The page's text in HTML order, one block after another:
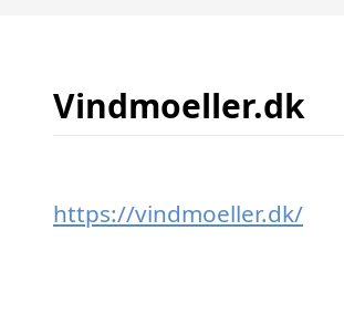
Vindmoeller.dk
https://vindmoeller.dk/